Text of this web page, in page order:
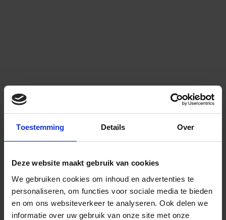
Toestemming Details Over
Deze website maakt gebruik van cookies
We gebruiken cookies om inhoud en advertenties te
personaliseren, om functies voor sociale media te bieden
en om ons websiteverkeer te analyseren. Ook delen we
informatie over uw gebruik van onze site met onze